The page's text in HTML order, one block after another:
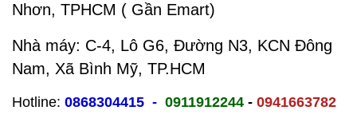
Nhơn, TPHCM ( Gần Emart)
Nhà máy: C-4, Lô G6, Đường N3, KCN Đông
Nam, Xã Bình Mỹ, TP.HCM
Hotline: 0868304415 - 0911912244 - 0941663782